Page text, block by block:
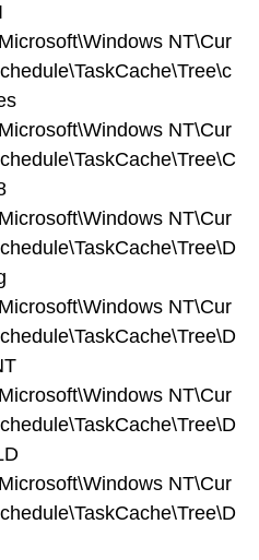
NT\Cur
NT\Cur
NT\Cur
NT\Cur
NT\Cur
NT\Cur